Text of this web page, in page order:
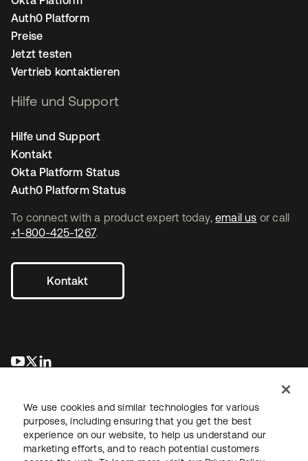
To connect with a product expert today, email us or call
+1-800-425-1267.
Kontakt
wird in einer neuen Registerkarte geöffnet
wird in einer neuen Registerkarte geöffnet
Auth0 Platform
Preise
Jetzt testen
Vertrieb kontaktieren
Hilfe und Support
Hilfe und Support
Kontakt
Okta Platform Status
Auth0 Platform Status
We use cookies and similar technologies for various
purposes, including ensuring that you get the best
experience on our website, to help us understand our
marketing efforts, and to reach potential customers